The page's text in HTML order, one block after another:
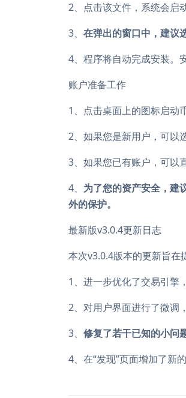
2、点击该文件，系统会启
3、 在弹出的窗口中，建议
4、程序将自动完成安装。
账户准备工作
1、点击桌面上的图标启动
2、如果您是新用户，可以
3、如果您已有账户，可以
4、 为了您的资产安全，建
外的保护。
最新版v3.0.4更新日志
本次v3.0.4版本的更新旨在
1、进一步优化了交易引擎
2、对用户界面进行了微调
3、 修复了若干已知的小问
4、在“发现”页面增加了新